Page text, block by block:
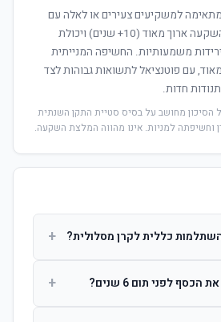
מתאימה למשקיעים צעירים או לאלה עם
אופק השקעה ארוך מאוד (10+ שנים) ויכולת
משמעותיות. החשיפה המנייתית
עם פוטנציאל לתשואות גבוהות לצד
חדות.
הסיכון מחושב על בסיס סטיית התקן השנתית
וחשיפתה למניות. אינו מהווה המלצת השקעה.
כללית לקרן מסלולית? +
עוקבת אחרי מדד ספציפי ומאפשרת
לפני תום 6 שנים? +